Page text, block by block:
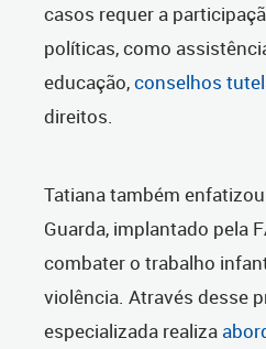
casos requer a
políticas, como
educação,conselhos
direitos.
Tatiana também
Guarda, implantado pela
combater o trabalho
violência. Através desse
especializada realiza